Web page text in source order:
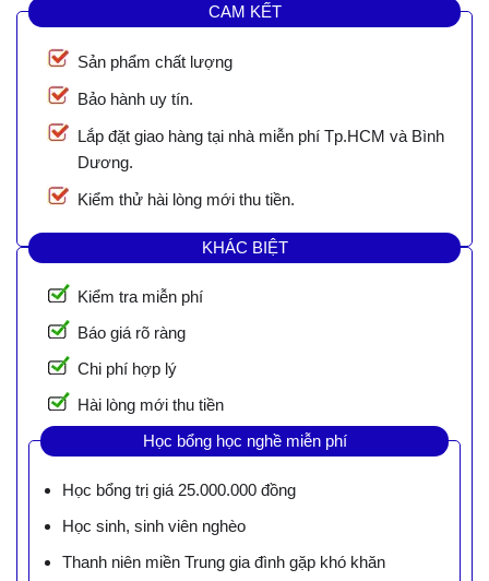
CAM KẾT
Sản phẩm chất lượng
Bảo hành uy tín.
Lắp đặt giao hàng tại nhà miễn phí Tp.HCM và Bình
Dương.
Kiểm thử hài lòng mới thu tiền.
KHÁC BIỆT
Kiểm tra miễn phí
Báo giá rõ ràng
Chi phí hợp lý
Hài lòng mới thu tiền
Học bổng học nghề miễn phí
Học bổng trị giá 25.000.000 đồng
Học sinh, sinh viên nghèo
Thanh niên miền Trung gia đình gặp khó khăn